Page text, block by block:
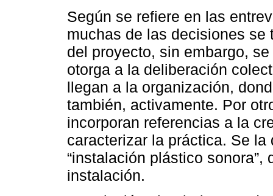
Según se refiere en las
muchas de las decisiones
del proyecto, sin embargo,
otorga a la deliberación
llegan a la organización,
también, activamente. Por
incorporan referencias a la
caracterizar la práctica. Se
“instalación plástico
instalación.